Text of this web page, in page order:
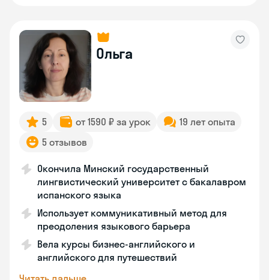
Ольга
5 от 1590 ₽ за урок
19 лет опыта
5 отзывов
Окончила Минский государственный
лингвистический университет с бакалавром
испанского языка
Использует коммуникативный метод для
преодоления языкового барьера
Вела курсы бизнес-английского и
английского для путешествий